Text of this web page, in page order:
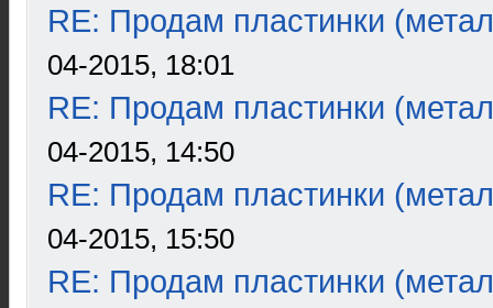
RE: Продам пластинки
04-2015, 18:01
RE: Продам пластинки
04-2015, 14:50
RE: Продам пластинки
04-2015, 15:50
RE: Продам пластинки